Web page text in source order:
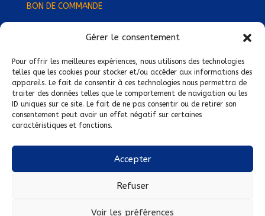
Gérer le consentement
Pour offrir les meilleures expériences, nous utilisons des technologies
telles que les cookies pour stocker et/ou accéder aux informations des
appareils. Le fait de consentir à ces technologies nous permettra de
traiter des données telles que le comportement de navigation ou les
ID uniques sur ce site. Le fait de ne pas consentir ou de retirer son
consentement peut avoir un effet négatif sur certaines
caractéristiques et fonctions.
Accepter
Refuser
Voir les préférences
BON DE COMMANDE
Devenez Délégué·e Régional·e !
Trouvez-nous près de chez vous !
Mentions légales
Conditions générales de vente
Politique de confidentialité